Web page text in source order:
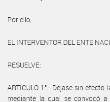
Por ello,
EL INTERVENTOR DEL ENTE
RESUELVE:
ARTÍCULO 1°.- Déjase sin efecto
mediante la cual se convocó a